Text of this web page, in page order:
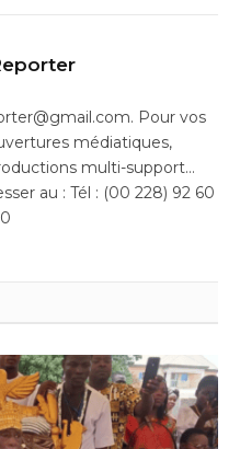
Pour vos
médiatiques,
multi-support…
au : Tél : (00 228) 92 60